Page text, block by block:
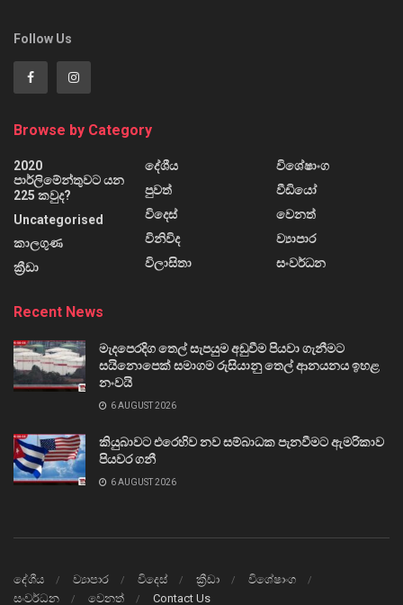
Follow Us
Browse by Category
2020
පාර්ලිමේන්තුවට යන
225 කවුද?
Uncategorised
කාලගුණ
ක්‍රීඩා
දේශීය
පුවත්
විදෙස්
විනිවිද
විලාසිතා
විශේෂාංග
වීඩියෝ
වෙනත්
ව්‍යාපාර
සංවර්ධන
Recent News
මැදපෙරදිග තෙල් සැපයුම අඩුවීම පියවා ගැනීමට
සයිනොපෙක් සමාගම රුසියානු තෙල් ආනයනය ඉහළ
නංවයි
6 AUGUST 2026
කියුබාවට එරෙහිව නව සම්බාධක පැනවීමට ඇමරිකාව
පියවර ගනී
6 AUGUST 2026
දේශීය ව්‍යාපාර විදෙස් ක්‍රීඩා
විශේෂාංග
සංවර්ධන
වෙනත් Contact Us